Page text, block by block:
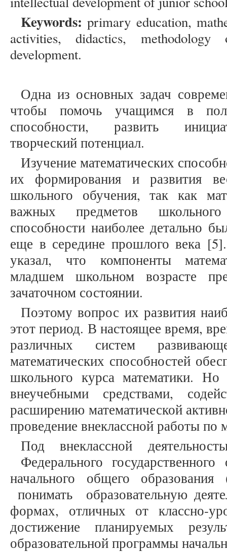
Keywords: primary education,
activities, didactics, methodology
development.
Одна из основных задач
чтобы помочь учащимся в
способности, развить
творческий потенциал.
Изучение математических
их формирования и развития
школьного обучения, так как
важных предметов
способности наиболее детально
еще в середине прошлого века
указал, что компоненты
младшем школьном возрасте
зачаточном состоянии.
Поэтому вопрос их развития
этот период. В настоящее время,
различных систем
математических способностей
школьного курса математики. Но
внеучебными средствами,
расширению математической
проведение внеклассной работы по
Под внеклассной
Федерального государственного
начального общего
понимать образовательную
формах, отличных от классно-
достижение планируемых
образовательной программы